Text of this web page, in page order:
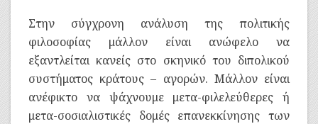
Στην σύγχρονη ανάλυση της πολιτικής
φιλοσοφίας μάλλον είναι ανώφελο να
εξαντλείται κανείς στο σκηνικό του διπολικού
συστήματος κράτους – αγορών. Μάλλον είναι
ανέφικτο να ψάχνουμε μετα-φιλελεύθερες ή
μετα-σοσιαλιστικές δομές επανεκκίνησης των